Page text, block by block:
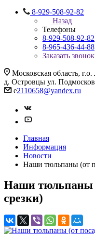
8-929-508-92-82
Назад
Телефоны
8-929-508-92-82
8-965-436-44-88
Заказать звонок
Московская область,
д. Островцы ул.
e2110658@yandex.ru
Главная
Информация
Новости
Наши тюльпаны (от
Наши тюльпаны
срезки)